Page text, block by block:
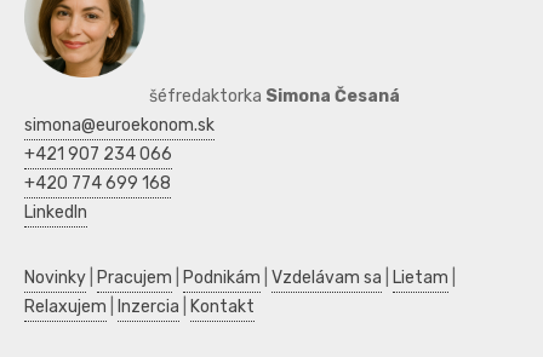
šéfredaktorka Simona Česaná
simona@euroekonom.sk
+421 907 234 066
+420 774 699 168
LinkedIn
Novinky Pracujem Podnikám Vzdelávam sa Lietam
Relaxujem
Inzercia Kontakt